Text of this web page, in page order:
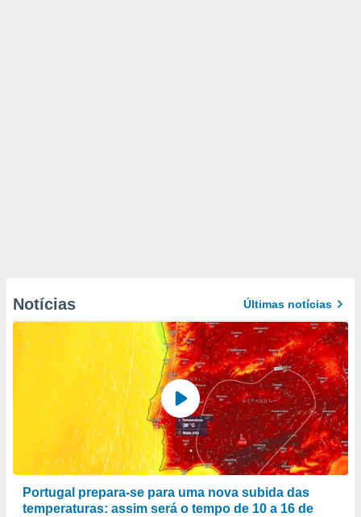
Notícias Últimas notícias
Portugal prepara-se para uma nova subida das
temperaturas: assim será o tempo de 10 a 16 de